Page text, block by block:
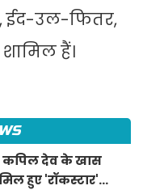
ईद-उल-फितर,
हैं।
कपिल देव के खास
हुए 'रॉकस्टार'